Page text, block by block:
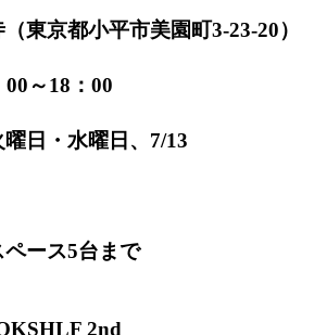
東京都小平市美園町3-23-20）
～18：00
日・水曜日、7/13
ース5台まで
2nd